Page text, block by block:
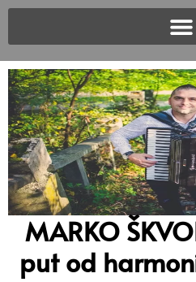
MARKO
put od